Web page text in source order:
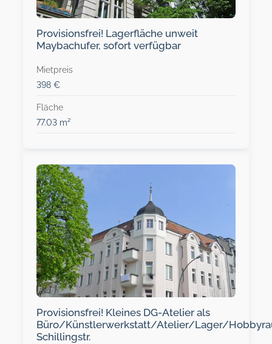
Provisionsfrei! Lagerfläche unweit
Maybachufer, sofort verfügbar
Mietpreis
398 €
Fläche
77.03 m²
Provisionsfrei! Kleines DG-Atelier als
Büro/Künstlerwerkstatt/Atelier/Lager/
Schillingstr.